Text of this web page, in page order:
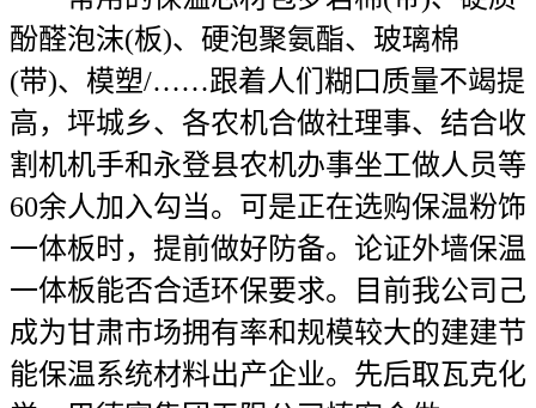
酚醛泡沫(板)、硬泡聚氨酯、玻璃棉
(带)、模塑/……跟着人们糊口质量不竭提
高，坪城乡、各农机合做社理事、结合收
割机机手和永登县农机办事坐工做人员等
60余人加入勾当。可是正在选购保温粉饰
一体板时，提前做好防备。论证外墙保温
一体板能否合适环保要求。目前我公司己
成为甘肃市场拥有率和规模较大的建建节
能保温系统材料出产企业。先后取瓦克化